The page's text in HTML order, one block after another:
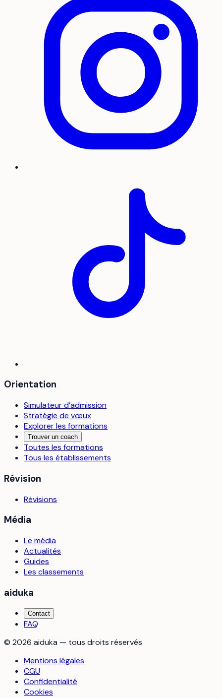
Orientation
Simulateur d’admission
Stratégie de vœux
Explorer les formations
Trouver un coach
Toutes les formations
Tous les établissements
Révision
Révisions
Média
Le média
Actualités
Guides
Les classements
aiduka
Contact
FAQ
© 2026 aiduka — tous droits réservés
Mentions légales
CGU
Confidentialité
Cookies